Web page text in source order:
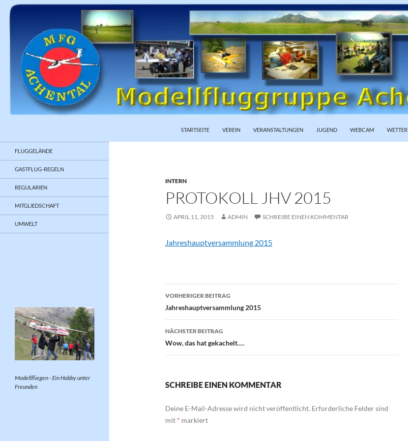
STARTSEITE
VEREIN VERANSTALTUNGEN JUGEND WEBCAM WETTER
INTERN
PROTOKOLL JHV 2015
APRIL 11, 2015 ADMIN SCHREIBE EINEN KOMMENTAR
Jahreshauptversammlung 2015
Beitragsnavigation
VORHERIGER BEITRAG
Jahreshauptversammlung 2015
NÄCHSTER BEITRAG
Wow, das hat gekachelt….
SCHREIBE EINEN KOMMENTAR
Deine E-Mail-Adresse wird nicht veröffentlicht. Erforderliche Felder sind
mit * markiert
FLUGGELÄNDE
GASTFLUG-REGELN
REGULARIEN
MITGLIEDSCHAFT
UMWELT
Modellfliegen - Ein Hobby unter
Freunden